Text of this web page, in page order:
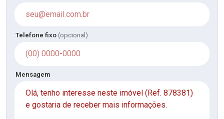
Telefone fixo (opcional)
Mensagem